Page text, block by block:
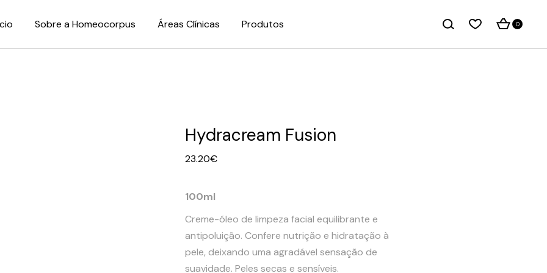
Sobre a Homeocorpus Áreas Clínicas Produtos 0
Hydracream Fusion
23.20€
100ml
Creme-óleo de limpeza facial equilibrante e
antipoluição. Confere nutrição e hidratação à
pele, deixando uma agradável sensação de
suavidade. Peles secas e sensíveis.